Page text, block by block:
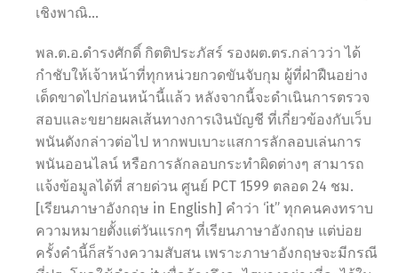
เชิงพาณิ…
พล.ต.อ.ดำรงศักดิ์ กิตติประภัสร์ รองผต.ตร.กล่าวว่า ได้
กำชับให้เจ้าหน้าที่ทุกหน่วยกวดขันจับกุม ผู้ที่ฝ่าฝืนอย่าง
เด็ดขาดไปก่อนหน้านี้แล้ว หลังจากนี้จะดำเนินการตรวจ
สอบและขยายผลเส้นทางการเงินบัญชี ที่เกี่ยวข้องกับเว็บ
พนันดังกล่าวต่อไป หากพบเบาะแสการลักลอบเล่นการ
พนันออนไลน์ หรือการลักลอบกระทำผิดต่างๆ สามารถ
แจ้งข้อมูลได้ที่ สายด่วน ศูนย์ PCT 1599 ตลอด 24 ชม.
[เรียนภาษาอังกฤษ in English] คำว่า ‘it” ทุกคนคงทราบ
ความหมายตั้งแต่วันแรกๆ ที่เรียนภาษาอังกฤษ แต่บ่อย
ครั้งคำนี้ก็สร้างความสับสน เพราะภาษาอังกฤษจะมีกรณี